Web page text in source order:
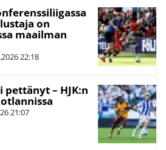
on
maailman
22:18
pettänyt – HJK:n
21:07